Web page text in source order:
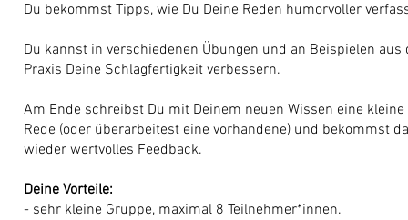
Du bekommst Tipps, wie Du Deine Reden humorvoller
Du kannst in verschiedenen Übungen und an Beispielen aus
Praxis Deine Schlagfertigkeit verbessern.
Am Ende schreibst Du mit Deinem neuen Wissen eine kleine
Rede (oder überarbeitest eine vorhandene) und bekommst
wieder wertvolles Feedback.
Deine Vorteile:
- sehr kleine Gruppe, maximal 8 Teilnehmer*innen.